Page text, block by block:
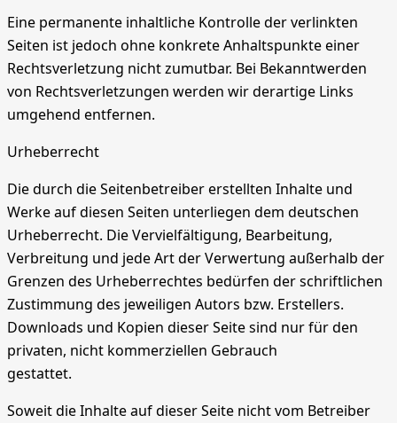
Eine permanente inhaltliche Kontrolle der verlinkten
Seiten ist jedoch ohne konkrete Anhaltspunkte einer
Rechtsverletzung nicht zumutbar. Bei Bekanntwerden
von Rechtsverletzungen werden wir derartige Links
umgehend entfernen.
Urheberrecht
Die durch die Seitenbetreiber erstellten Inhalte und
Werke auf diesen Seiten unterliegen dem deutschen
Urheberrecht. Die Vervielfältigung, Bearbeitung,
Verbreitung und jede Art der Verwertung außerhalb der
Grenzen des Urheberrechtes bedürfen der schriftlichen
Zustimmung des jeweiligen Autors bzw. Erstellers.
Downloads und Kopien dieser Seite sind nur für den
privaten, nicht kommerziellen Gebrauch
gestattet.
Soweit die Inhalte auf dieser Seite nicht vom Betreiber